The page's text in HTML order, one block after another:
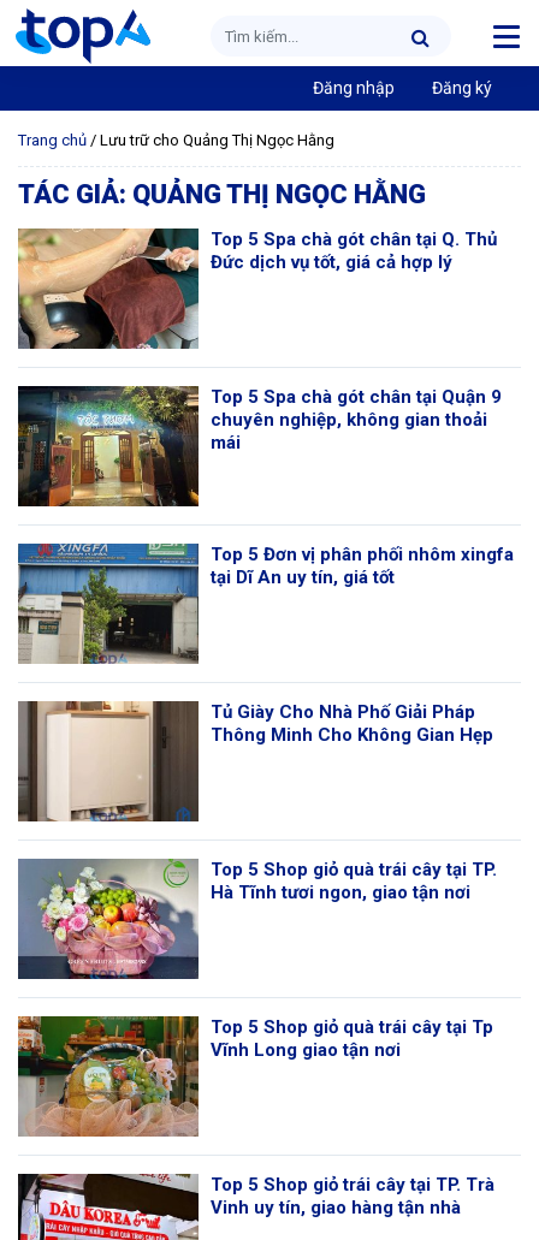
Đăng nhập Đăng ký
Trang chủ / Lưu trữ cho Quảng Thị Ngọc Hằng
TÁC GIẢ: QUẢNG THỊ NGỌC HẰNG
Top 5 Spa chà gót chân tại Q. Thủ
Đức dịch vụ tốt, giá cả hợp lý
Top 5 Spa chà gót chân tại Quận 9
chuyên nghiệp, không gian thoải
mái
Top 5 Đơn vị phân phối nhôm xingfa
tại Dĩ An uy tín, giá tốt
Tủ Giày Cho Nhà Phố Giải Pháp
Thông Minh Cho Không Gian Hẹp
Top 5 Shop giỏ quà trái cây tại TP.
Hà Tĩnh tươi ngon, giao tận nơi
Top 5 Shop giỏ quà trái cây tại Tp
Vĩnh Long giao tận nơi
Top 5 Shop giỏ trái cây tại TP. Trà
Vinh uy tín, giao hàng tận nhà